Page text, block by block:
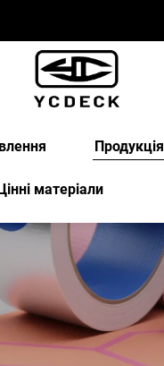
Продукція
матеріали